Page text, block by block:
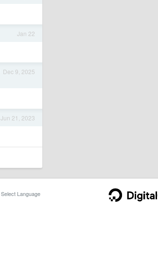
Jan 22
Dec 9, 2025
Jun 21, 2023
Select Language